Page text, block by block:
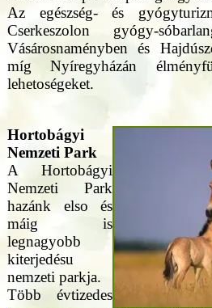
Az egészség- és
Cserkeszolon gyógy-
Vásárosnaményben és
míg Nyíregyházán
lehetoségeket.
Hortobágyi
Nemzeti Park
A Hortobágyi
Nemzeti Park
hazánk elso és
máig is
legnagyobb
kiterjedésu
nemzeti parkja.
Több évtizedes